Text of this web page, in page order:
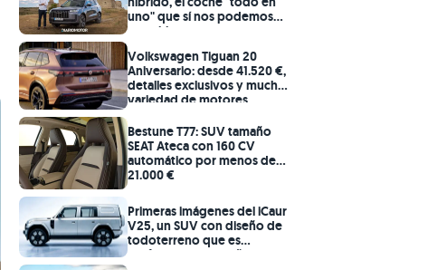
uno" que sí nos podemos
permitir
Volkswagen Tiguan 20
Aniversario: desde 41.520 €,
detalles exclusivos y mucha
variedad de motores
Bestune T77: SUV tamaño
SEAT Ateca con 160 CV
automático por menos de
21.000 €
Primeras imágenes del iCaur
V25, un SUV con diseño de
todoterreno que es
perfecto para España